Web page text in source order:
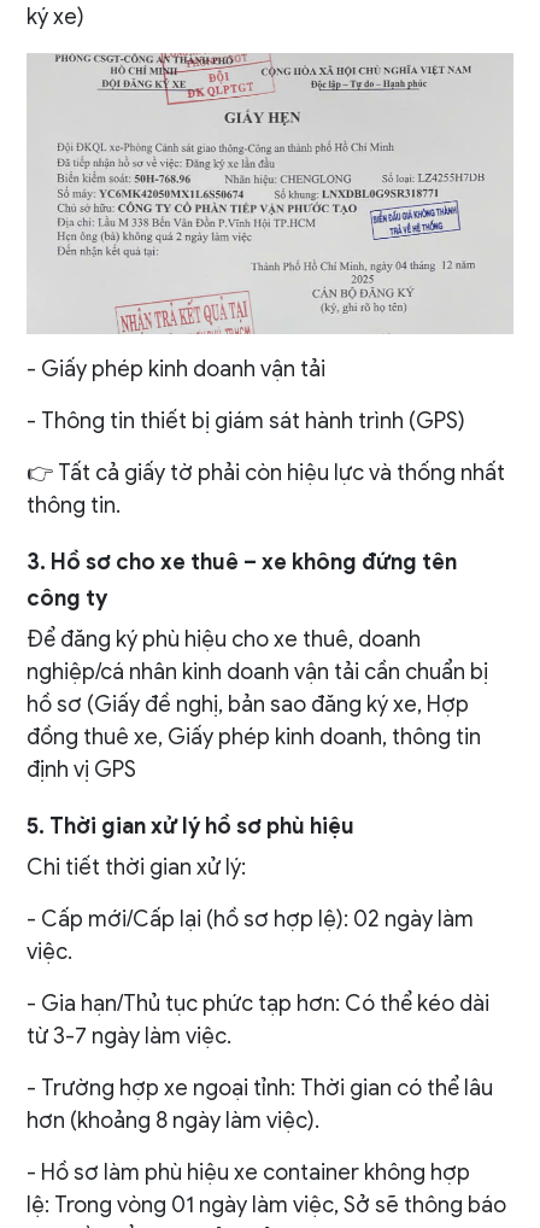
ký xe)
- Giấy phép kinh doanh vận tải
- Thông tin thiết bị giám sát hành trình (GPS)
👉 Tất cả giấy tờ phải còn hiệu lực và thống nhất
thông tin.
3. Hồ sơ cho xe thuê – xe không đứng tên
công ty
Để đăng ký phù hiệu cho xe thuê, doanh
nghiệp/cá nhân kinh doanh vận tải cần chuẩn bị
hồ sơ (Giấy đề nghị, bản sao đăng ký xe, Hợp
đồng thuê xe, Giấy phép kinh doanh, thông tin
định vị GPS
5. Thời gian xử lý hồ sơ phù hiệu
Chi tiết thời gian xử lý:
- Cấp mới/Cấp lại (hồ sơ hợp lệ): 02 ngày làm
việc.
- Gia hạn/Thủ tục phức tạp hơn: Có thể kéo dài
từ 3-7 ngày làm việc.
- Trường hợp xe ngoại tỉnh: Thời gian có thể lâu
hơn (khoảng 8 ngày làm việc).
- Hồ sơ làm phù hiệu xe container không hợp
lệ: Trong vòng 01 ngày làm việc, Sở sẽ thông báo